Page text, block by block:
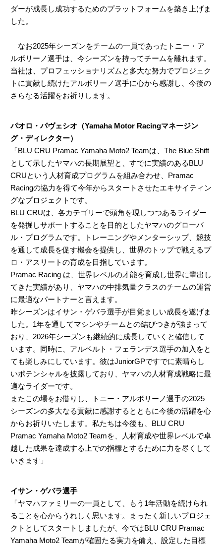
ダーが成長し成功するためのプラットフォームを築き上げま
した。
なお2025年シーズンをチームの一員であったトニー・ア
ルボリーノ選手は、今シーズンを持ってチームを離れます。
当社は、プロフェッショナリズムと多大な努力でプロジェク
トに貢献し続けたアルボリーノ選手に心から感謝し、今後の
さらなる活躍をお祈りします。
パオロ・パヴェシオ（Yamaha Motor Racingマネージン
グ・ディレクター）
「BLU CRU Pramac Yamaha Moto2 Teamは、The Blue Shift
として示したヤマハの長期展望と、すでに実績のあるBLU
CRUという人材育成プログラムを組み合わせ、Pramac
Racingの協力を得て今年からスタートさせたエキサイティン
グなプロジェクトです。
BLU CRUは、各カテゴリーで頭角を現しつつあるライダー
を発掘しサポートすることを目的としたヤマハのグローバ
ル・プログラムです。トレーニングやメンターシップ、競技
を通して成長を促す機会を提供し、世界のトップで戦えるプ
ロ・アスリートの育成を目指しています。
Pramac Racing は、世界レベルの才能を育成し世界に輩出し
てきた実績があり、ヤマハの中排気量クラスのチームの運営
に最適なパートナーと言えます。
昨シーズンはイサン・ゲバラ選手が目覚ましい成長を遂げま
した。1年を通してマシンやチームとの結びつきが強まって
おり、2026年シーズンも継続的に成長していくと確信して
います。同時に、アルベルト・フェランデス選手の加入をと
ても楽しみにしています。彼はJuniorGPですでに素晴らし
いポテンシャルを披露しており、ヤマハの人材育成戦略に最
適なライダーです。
またこの場をお借りし、トニー・アルボリーノ選手の2025
シーズンの多大なる貢献に感謝するとともに今後の活躍を心
からお祈りいたします。私たちは今後も、BLU CRU
Pramac Yamaha Moto2 Teamを、人材育成や世界レベルで卓
越した成果を達成する上での指標とするために力を尽くして
いきます」
イサン・ゲバラ選手
「ヤマハファミリーの一員として、もう1年活動を続けられ
ることを心からうれしく思います。まったく新しいプロジェ
クトとしてスタートしましたが、今ではBLU CRU Pramac
Yamaha Moto2 Teamが確固たる実力を備え、設定した目標